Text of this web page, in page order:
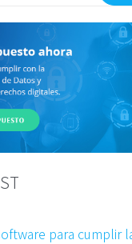
para cumplir